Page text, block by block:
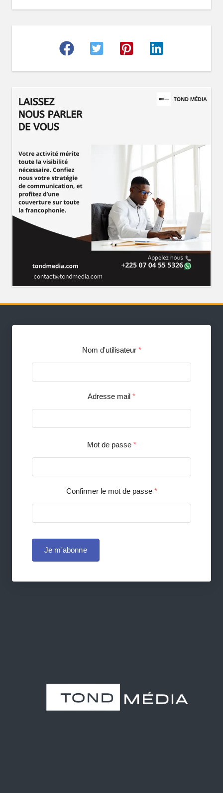
Nom d'utilisateur *
Adresse mail *
Mot de passe *
Confirmer le mot de passe *
Je m'abonne